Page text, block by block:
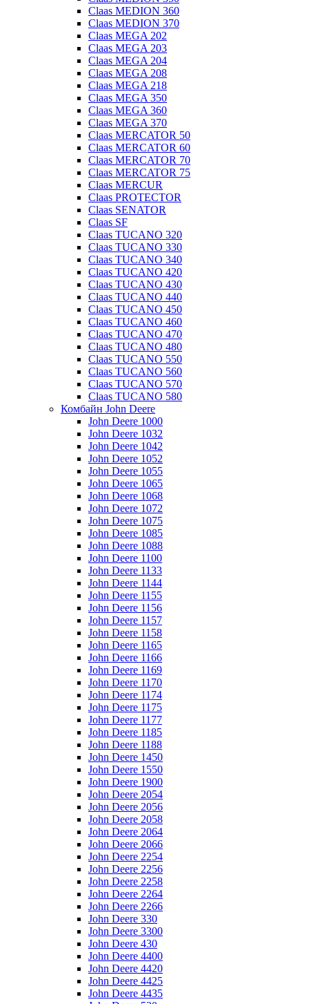
Claas MEDION 360
Claas MEDION 370
Claas MEGA 202
Claas MEGA 203
Claas MEGA 204
Claas MEGA 208
Claas MEGA 218
Claas MEGA 350
Claas MEGA 360
Claas MEGA 370
Claas MERCATOR 50
Claas MERCATOR 60
Claas MERCATOR 70
Claas MERCATOR 75
Claas MERCUR
Claas PROTECTOR
Claas SENATOR
Claas SF
Claas TUCANO 320
Claas TUCANO 330
Claas TUCANO 340
Claas TUCANO 420
Claas TUCANO 430
Claas TUCANO 440
Claas TUCANO 450
Claas TUCANO 460
Claas TUCANO 470
Claas TUCANO 480
Claas TUCANO 550
Claas TUCANO 560
Claas TUCANO 570
Claas TUCANO 580
Комбайн John Deere
John Deere 1000
John Deere 1032
John Deere 1042
John Deere 1052
John Deere 1055
John Deere 1065
John Deere 1068
John Deere 1072
John Deere 1075
John Deere 1085
John Deere 1088
John Deere 1100
John Deere 1133
John Deere 1144
John Deere 1155
John Deere 1156
John Deere 1157
John Deere 1158
John Deere 1165
John Deere 1166
John Deere 1169
John Deere 1170
John Deere 1174
John Deere 1175
John Deere 1177
John Deere 1185
John Deere 1188
John Deere 1450
John Deere 1550
John Deere 1900
John Deere 2054
John Deere 2056
John Deere 2058
John Deere 2064
John Deere 2066
John Deere 2254
John Deere 2256
John Deere 2258
John Deere 2264
John Deere 2266
John Deere 330
John Deere 3300
John Deere 430
John Deere 4400
John Deere 4420
John Deere 4425
John Deere 4435